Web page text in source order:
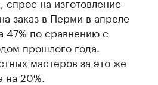
заказ в Перми в апреле
47% по сравнению с
прошлого года.
мастеров за это же
20%.